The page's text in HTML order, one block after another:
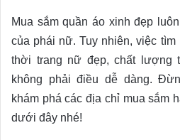
Mua sắm quần áo xinh đẹp
của phái nữ. Tuy nhiên, việc
thời trang nữ đẹp, chất lượng
không phải điều dễ dàng.
khám phá các địa chỉ mua sắm
dưới đây nhé!